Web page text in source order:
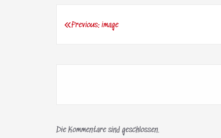
Beitragsnavigation
Previous: image
Die Kommentare sind geschlossen.